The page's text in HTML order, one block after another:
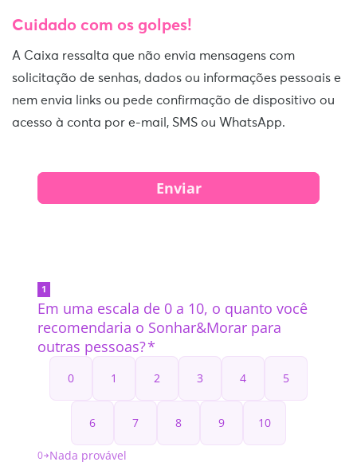
Cuidado com os golpes!
A Caixa ressalta que não envia mensagens com
solicitação de senhas, dados ou informações pessoais e
nem envia links ou pede confirmação de dispositivo ou
acesso à conta por e-mail, SMS ou WhatsApp.